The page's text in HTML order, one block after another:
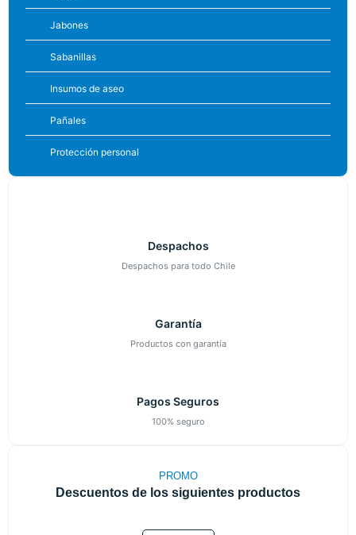
Jabones
Sabanillas
Insumos de aseo
Pañales
Protección personal
Despachos
Despachos para todo Chile
Garantía
Productos con garantía
Pagos Seguros
100% seguro
PROMO
Descuentos de los siguientes productos